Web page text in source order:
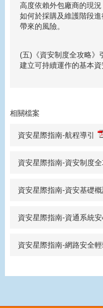
高度依賴外包廠商的現
如何於採購及維護階段
帶來的風險。
(五)《資安制度全攻略》
建立可持續運作的基本資
相關檔案
資安星際指南-航程導引
資安星際指南-資安制度
資安星際指南-資安基礎概
資安星際指南-資通系統
資安星際指南-網路安全